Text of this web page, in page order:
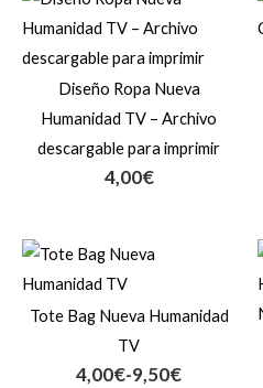
Diseño Ropa Nueva
Humanidad TV – Archivo
descargable para imprimir
4,00€
Tote Bag Nueva Humanidad
TV
4,00€-9,50€
Rango
de
desde
4,00€
hasta